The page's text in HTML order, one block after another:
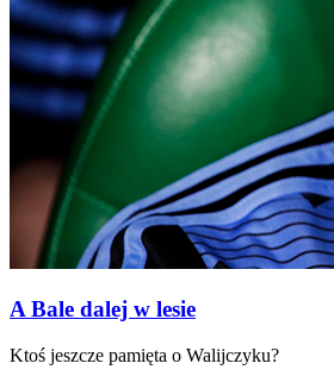
A Bale dalej w lesie
Ktoś jeszcze pamięta o Walijczyku?